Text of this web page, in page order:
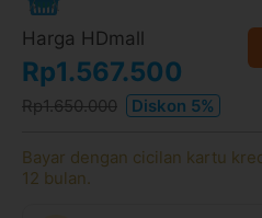
Harga HDmall
Rp1.567.500
Rp1.650.000 Diskon 5%
Bayar dengan cicilan kartu
12 bulan.